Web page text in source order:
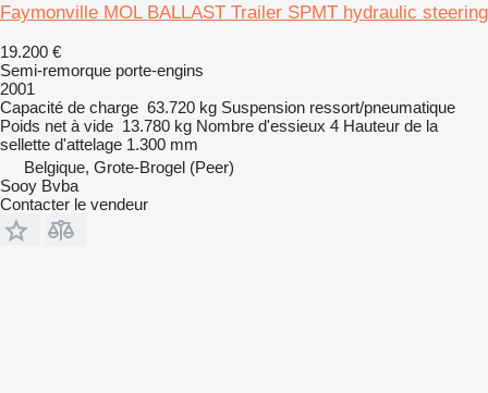
Faymonville MOL BALLAST Trailer SPMT hydraulic steering
19.200 €
Semi-remorque porte-engins
2001
Capacité de charge 63.720 kg Suspension ressort/pneumatique
Poids net à vide 13.780 kg Nombre d'essieux 4 Hauteur de la
sellette d'attelage 1.300 mm
Belgique, Grote-Brogel (Peer)
Sooy Bvba
Contacter le vendeur